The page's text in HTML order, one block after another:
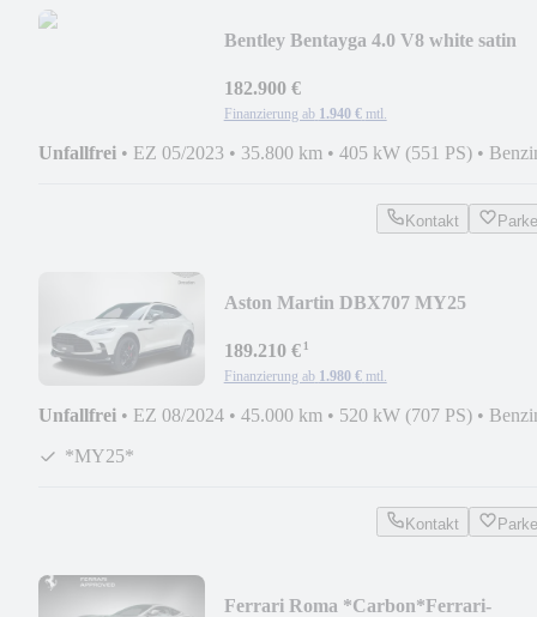
Bentley Bentayga 4.0 V8 white satin
182.900 €
Finanzierung ab 1.940 € mtl.
Unfallfrei • EZ 05/2023 • 35.800 km • 405 kW (551 PS) •
Kontakt
Aston Martin DBX707 MY25
189.210 €¹
Finanzierung ab 1.980 € mtl.
Unfallfrei • EZ 08/2024 • 45.000 km • 520 kW (707 PS) •
*MY25*
Kontakt
Ferrari Roma *Carbon*Ferrari-